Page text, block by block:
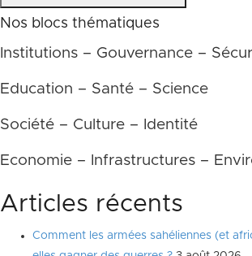
Nos blocs thématiques
Institutions – Gouvernance –
Education – Santé – Science
Société – Culture – Identité
Economie – Infrastructures –
Articles récents
Comment les armées sahéliennes (et